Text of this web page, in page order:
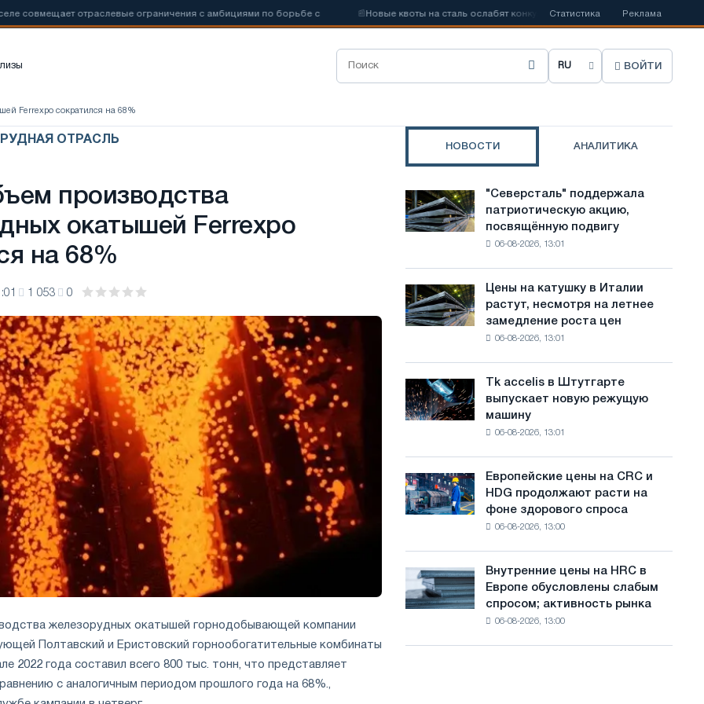
отраслевые ограничения с амбициями по борьбе с Новые квоты на сталь ослабят конкуренцию в Соединенном Королевстве
Статистика Реклама
В
б
т
ь
з
ы
к
с
а
ВОЙТИ
Ferrexpo сократился на 68%
ОТРАСЛЬ
производства
окатышей Ferrexpo
на 68%
1 053 0
железорудных окатышей горнодобывающей компании
Полтавский и Еристовский горнообогатительные комбинаты
2022 года составил всего 800 тыс. тонн, что представляет
с аналогичным периодом прошлого года на 68%.,
НОВОСТИ АНАЛИТИКА
"Северсталь"
поддержала
патриотическую
советской
авиации
Великой
Отечественной
войны
"Северсталь" поддержала
патриотическую акцию,
посвящённую подвигу
06-08-2026, 13:01
Цены
на
катушку
несмотря
на
роста
цен
Цены на катушку в Италии
растут, несмотря на летнее
замедление роста цен
06-08-2026, 13:01
Tk
accelis
в
режущую
машину
Tk accelis в Штутгарте
выпускает новую режущую
машину
06-08-2026, 13:01
Европейские
цены
на
продолжают
расти
здорового
Европейские цены на CRC и
HDG продолжают расти на
фоне здорового спроса
06-08-2026, 13:00
Внутренние
цены
на
Внутренние цены на HRC в
Европе обусловлены слабым
спросом; активность рынка
06-08-2026, 13:00